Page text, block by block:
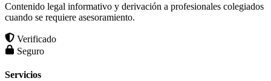
Contenido legal informativo y derivación a profesionales colegiados
cuando se requiere asesoramiento.
Verificado
Seguro
Servicios